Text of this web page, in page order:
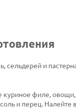
сельдерей и
куриное филе,
и перец. Налейте